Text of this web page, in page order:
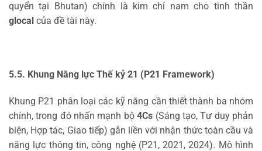
quyển tại Bhutan) chính là kim chỉ nam cho tinh thần
glocal của đề tài này.
5.5. Khung Năng lực Thế kỷ 21 (P21 Framework)
Khung P21 phân loại các kỹ năng cần thiết thành ba nhóm
chính, trong đó nhấn mạnh bộ4Cs (Sáng tạo, Tư duy phản
biện, Hợp tác, Giao tiếp) gắn liền với nhận thức toàn cầu và
năng lực thông tin, công nghệ (P21, 2021, 2024). Mô hình